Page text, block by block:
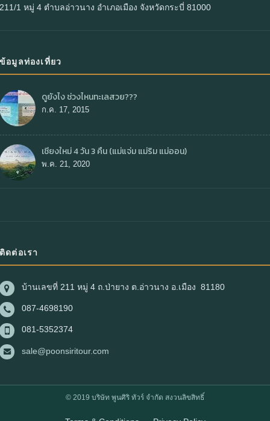
211/1 หมู่ 4 ตำบลอ่าวนาง อำเภอเมือง จังหวัดกระบี่ 81000
ข้อมูลท่องเที่ยว
ดูยังไง ช่วงไหนทะเลสวย???
ก.ค. 17, 2015
เชียงใหม่ 4 วัน 3 คืน (แม่แจ่ม แม่ริม แม่ออน)
พ.ค. 21, 2020
ติดต่อเรา
บ้านเลขที่ 211 หมู่ 4 ถ.ป่ายาง ต.อ่าวนาง อ.เมือง 81180
087-4698190
081-5352374
sale@poonsiritour.com
© 2019 บริษัท พูนศิริ ทัวร์ จำกัด สงวนลิขสิทธิ์